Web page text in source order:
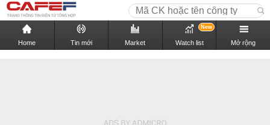
Home Tin mới Market Watch list
New
Mở rộng